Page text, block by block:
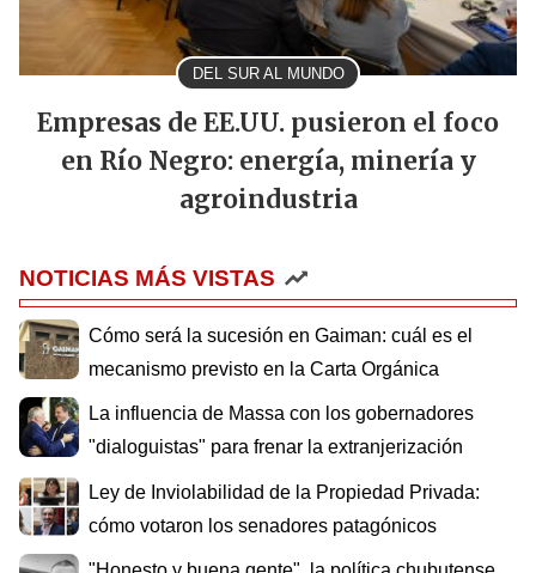
DEL SUR AL MUNDO
Empresas de EE.UU. pusieron el foco
en Río Negro: energía, minería y
agroindustria
NOTICIAS MÁS VISTAS
Cómo será la sucesión en Gaiman: cuál es el
mecanismo previsto en la Carta Orgánica
La influencia de Massa con los gobernadores
"dialoguistas" para frenar la extranjerización
Ley de Inviolabilidad de la Propiedad Privada:
cómo votaron los senadores patagónicos